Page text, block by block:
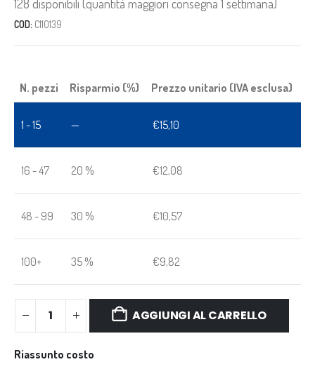
128 disponibili (quantità maggiori consegna 1 settimana)
COD: C110139
N. pezzi Risparmio (%) Prezzo unitario (IVA esclusa)
1 - 15 — €15,10
16 - 47 20 % €12,08
48 - 99 30 % €10,57
100+ 35 % €9,82
AGGIUNGI AL CARRELLO
Riassunto costo